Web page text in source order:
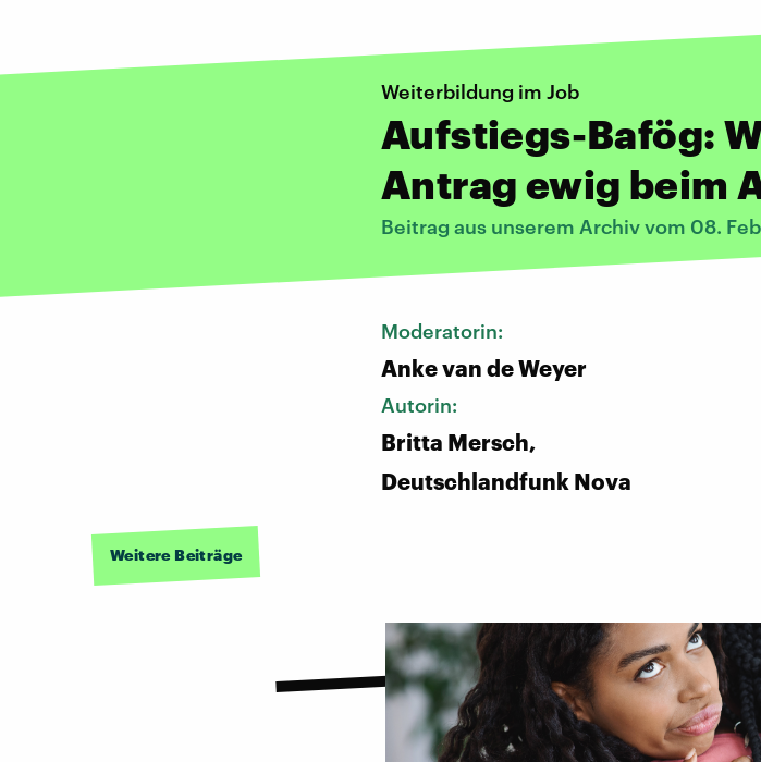
Weiterbildung im Job
Aufstiegs-Bafög:
Antrag ewig beim
Beitrag aus unserem Archiv vom 08.
Moderatorin:
Anke van de Weyer
Autorin:
Britta Mersch,
Deutschlandfunk Nova
Weitere Beiträge